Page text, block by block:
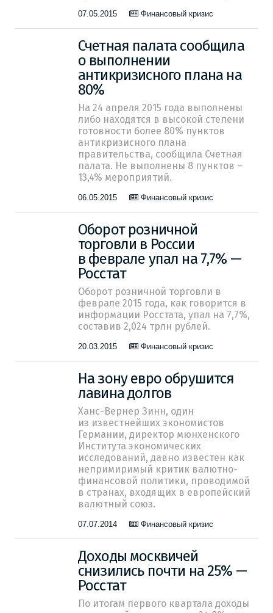
07.05.2015 Финансовый кризис
Счетная палата сообщила
о выполнении
антикризисного плана на
80%
На 24 апреля 2015 года выполнены
либо находятся в высокой степени
готовности более 80% пунктов
антикризисного плана
правительства, сообщила Счетная
палата. Не выполнены 8 пунктов –
13,4% мероприятий.
06.05.2015 Финансовый кризис
Оборот розничной
торговли в России
в феврале упал на 7,7% —
Росстат
Оборот розничной торговли в
феврале 2015 года, как говорится в
информации Росстата, упал на 7,7%,
составив 2,024 трлн рублей.
20.03.2015 Финансовый кризис
На зону евро обрушится
лавина долгов
Ханс-Вернер Зинн, один
из известнейших экономистов
Германии, директор мюнхенского
Института экономических
исследований, давно известен как
непримиримый критик валютно-
финансовой политики, проводимой
в странах, входящих в европейский
валютный союз.
07.07.2014 Финансовый кризис
Доходы москвичей
снизились почти на 25% —
Росстат
По итогам первого квартала доходы